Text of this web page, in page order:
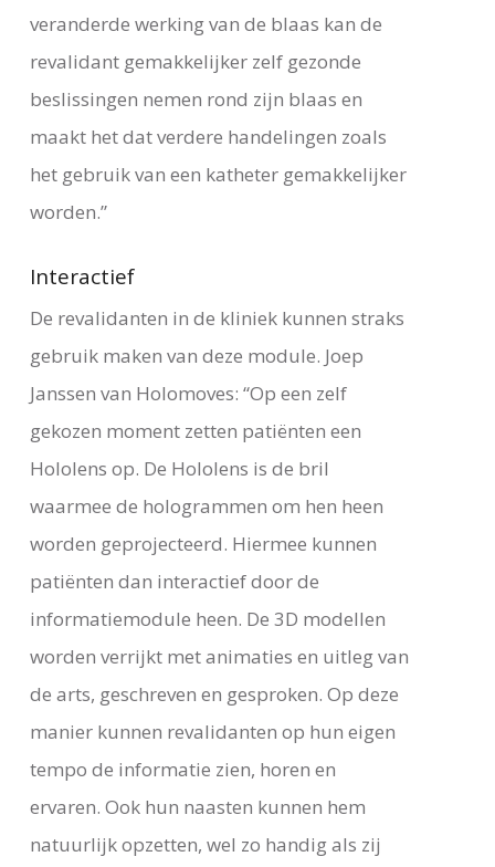
veranderde werking van de blaas kan de
revalidant gemakkelijker zelf gezonde
beslissingen nemen rond zijn blaas en
maakt het dat verdere handelingen zoals
het gebruik van een katheter gemakkelijker
worden.”
Interactief
De revalidanten in de kliniek kunnen straks
gebruik maken van deze module. Joep
Janssen van Holomoves: “Op een zelf
gekozen moment zetten patiënten een
Hololens op. De Hololens is de bril
waarmee de hologrammen om hen heen
worden geprojecteerd. Hiermee kunnen
patiënten dan interactief door de
informatiemodule heen. De 3D modellen
worden verrijkt met animaties en uitleg van
de arts, geschreven en gesproken. Op deze
manier kunnen revalidanten op hun eigen
tempo de informatie zien, horen en
ervaren. Ook hun naasten kunnen hem
natuurlijk opzetten, wel zo handig als zij